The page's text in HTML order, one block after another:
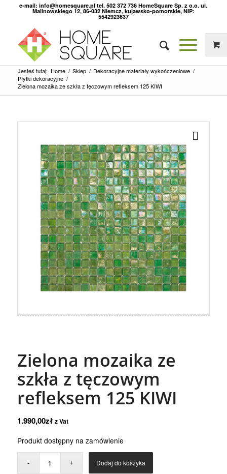
e-mail: info@homesquare.pl tel. 502 372 736 HomeSquare Sp. z o.o. ul.
Malinowskiego 12, 86-032 Niemcz, kujawsko-pomorskie, NIP:
5542923637
Jesteś tutaj: Home / Sklep / Dekoracyjne materiały wykończeniowe /
Płytki dekoracyjne /
Zielona mozaika ze szkła z tęczowym refleksem 125 KIWI
Zielona mozaika ze
szkła z tęczowym
refleksem 125 KIWI
1.990,00zł z Vat
Produkt dostępny na zamówienie
Dodaj do koszyka